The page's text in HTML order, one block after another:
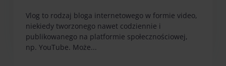
Vlog to rodzaj bloga internetowego w formie video,
niekiedy tworzonego nawet codziennie i
publikowanego na platformie społecznościowej,
np. YouTube. Może...